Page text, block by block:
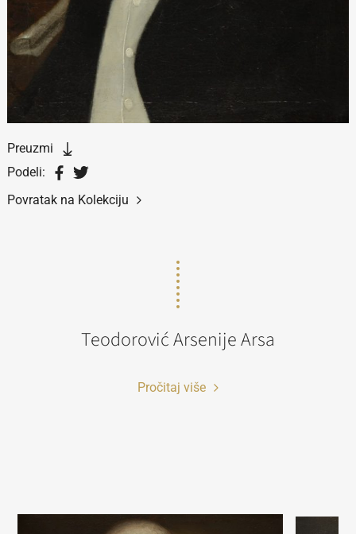
Preuzmi
Podeli:
Povratak na Kolekciju
Teodorović Arsenije Arsa
Pročitaj više